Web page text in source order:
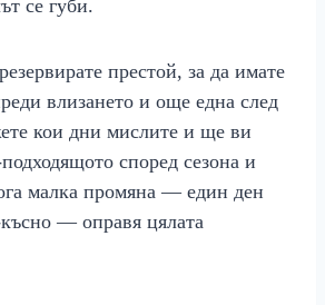
се губи.
престой, за да имате
влизането и още една след
кои дни мислите и ще ви
според сезона и
малка промяна — един ден
— оправя цялата